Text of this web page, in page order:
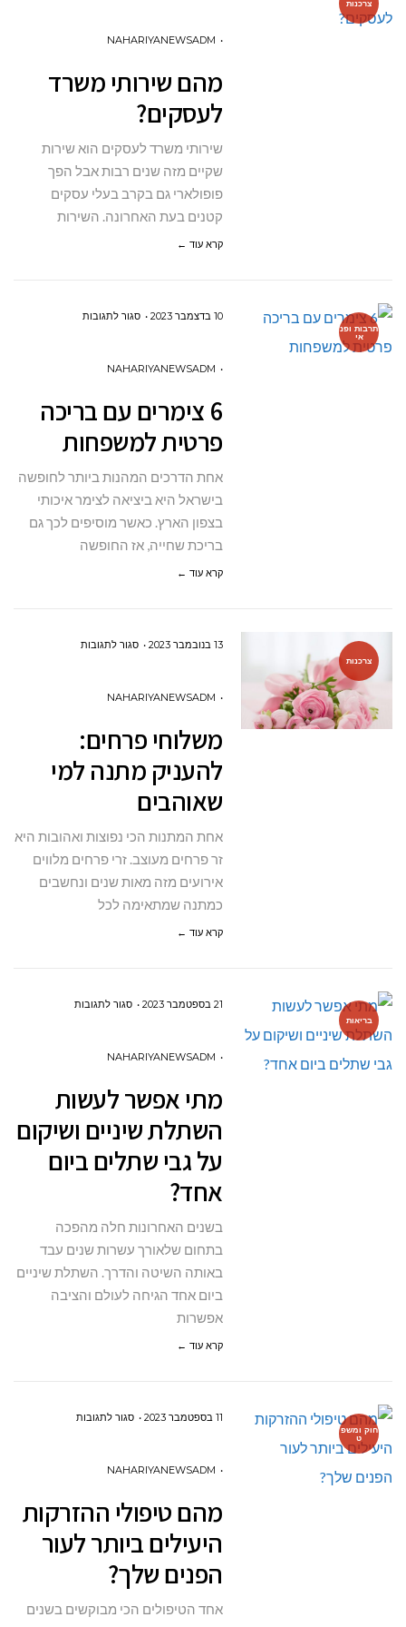
צרכנות
לעסקים?
NAHARIYANEWSADM
מהם שירותי משרד
לעסקים?
שירותי משרד לעסקים הוא שירות
שקיים מזה שנים רבות אבל הפך
פופולארי גם בקרב בעלי עסקים
קטנים בעת האחרונה. השירות
קרא עוד ←
תרבות ופנ
אי
10 בדצמבר 2023 סגור לתגובותעל
בריכה
פרטית
NAHARIYANEWSADM
6 צימרים עם בריכה
פרטית למשפחות
אחת הדרכים המהנות ביותר לחופשה
בישראל היא ביציאה לצימר איכותי
בצפון הארץ. כאשר מוסיפים לכך גם
בריכת שחייה, אז החופשה
קרא עוד ←
צרכנות
13 בנובמבר 2023 סגור לתגובותעל
מתנה
למי
NAHARIYANEWSADM
משלוחי פרחים:
להעניק מתנה למי
שאוהבים
אחת המתנות הכי נפוצות ואהובות היא
זר פרחים מעוצב. זרי פרחים מלווים
אירועים מזה מאות שנים ונחשבים
כמתנה שמתאימה לכל
קרא עוד ←
בריאות
21 בספטמבר 2023 סגור לתגובותעל
השתלת
שיניים
ושיקום
שתלים
ביום
NAHARIYANEWSADM
מתי אפשר לעשות
השתלת שיניים ושיקום
על גבי שתלים ביום
אחד?
בשנים האחרונות חלה מהפכה
בתחום שלאורך עשרות שנים עבד
באותה השיטה והדרך. השתלת שיניים
ביום אחד הגיחה לעולם והציבה
אפשרות
קרא עוד ←
חוק ומשפ
ט
11 בספטמבר 2023 סגור לתגובותעל
היעילים
ביותר
NAHARIYANEWSADM
מהם טיפולי ההזרקות
היעילים ביותר לעור
הפנים שלך?
אחד הטיפולים הכי מבוקשים בשנים